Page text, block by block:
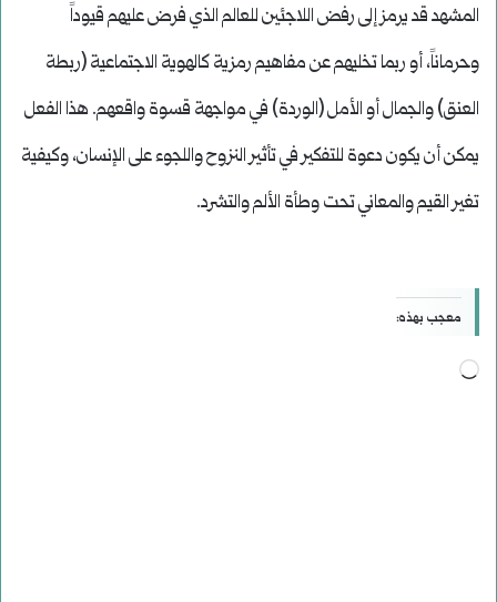
المشهد قد يرمز إلى رفض اللاجئين للعالم الذي فرض عليهم قيوداً
وحرماناً، أو ربما تخليهم عن مفاهيم رمزية كالهوية الاجتماعية (ربطة
العنق) والجمال أو الأمل (الوردة) في مواجهة قسوة واقعهم. هذا الفعل
يمكن أن يكون دعوة للتفكير في تأثير النزوح واللجوء على الإنسان، وكيفية
تغير القيم والمعاني تحت وطأة الألم والتشرد.
معجب بهذه:
جاري